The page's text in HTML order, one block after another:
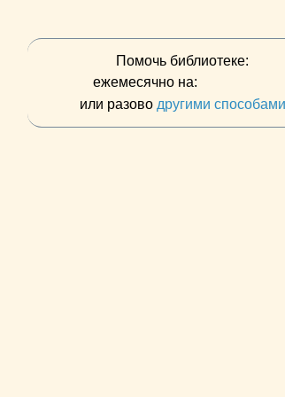
Помочь библиотеке:
ежемесячно на:
или разово другими способами